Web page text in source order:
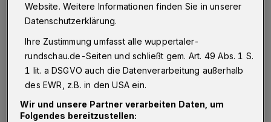
A n der Bever-Talsperre in Hückeswagen
Das entsprach annähernd der im Juni
Website. Weitere Informationen finden Sie in unserer
Datenschutzerklärung.
Ihre Zustimmung umfasst alle wuppertaler-
rundschau.de-Seiten und schließt gem. Art. 49 Abs. 1 S.
1 lit. a DSGVO auch die Datenverarbeitung außerhalb
des EWR, z.B. in den USA ein.
Wir und unsere Partner verarbeiten Daten, um
Folgendes bereitzustellen: